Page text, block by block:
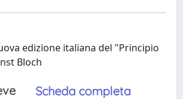
edizione italiana del "Principio
Bloch
Scheda completa